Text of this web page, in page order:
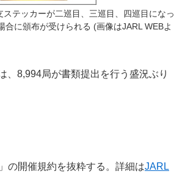
テッカーが二巡目、三巡目、四巡目になっ
に頒布が受けられる (画像はJARL WEBよ
、8,994局が書類提出を行う盛況ぶり
の開催規約を抜粋する。詳細はJARL